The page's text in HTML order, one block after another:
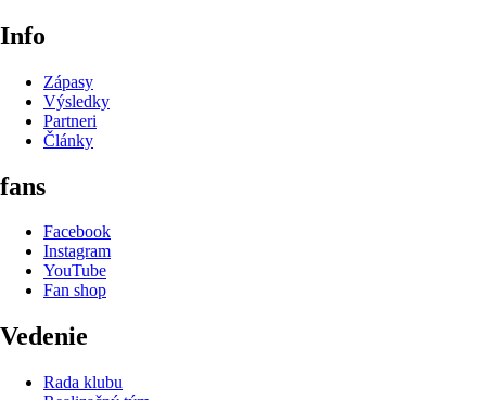
Info
Zápasy
Výsledky
Partneri
Články
fans
Facebook
Instagram
YouTube
Fan shop
Vedenie
Rada klubu